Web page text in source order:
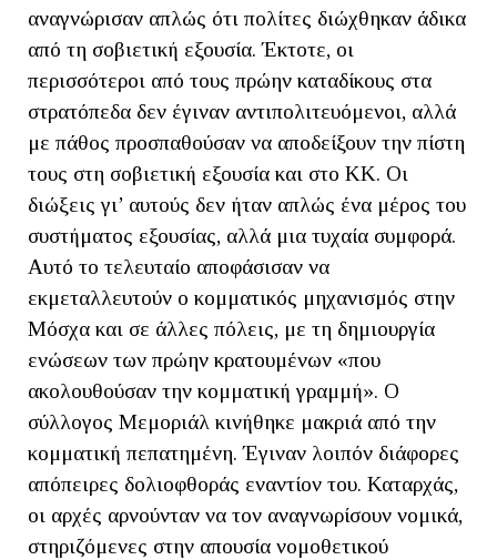
αναγνώρισαν απλώς ότι πολίτες διώχθηκαν άδικα
από τη σοβιετική εξουσία. Έκτοτε, οι
περισσότεροι από τους πρώην καταδίκους στα
στρατόπεδα δεν έγιναν αντιπολιτευόμενοι, αλλά
με πάθος προσπαθούσαν να αποδείξουν την πίστη
τους στη σοβιετική εξουσία και στο ΚΚ. Οι
διώξεις γι’ αυτούς δεν ήταν απλώς ένα μέρος του
συστήματος εξουσίας, αλλά μια τυχαία συμφορά.
Αυτό το τελευταίο αποφάσισαν να
εκμεταλλευτούν ο κομματικός μηχανισμός στην
Μόσχα και σε άλλες πόλεις, με τη δημιουργία
ενώσεων των πρώην κρατουμένων «που
ακολουθούσαν την κομματική γραμμή». Ο
σύλλογος Μεμοριάλ κινήθηκε μακριά από την
κομματική πεπατημένη. Έγιναν λοιπόν διάφορες
απόπειρες δολιοφθοράς εναντίον του. Καταρχάς,
οι αρχές αρνούνταν να τον αναγνωρίσουν νομικά,
στηριζόμενες στην απουσία νομοθετικού